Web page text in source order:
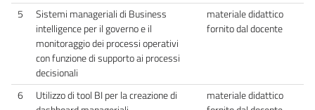
5
Sistemi manageriali di Business
intelligence per il governo e il
monitoraggio dei processi operativi
con funzione di supporto ai processi
decisionali
materiale didattico
fornito dal docente
6
Utilizzo di tool BI per la creazione di
materiale didattico